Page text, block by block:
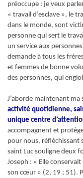
préoccupe : je veux
« travail d’esclave », le
dans le monde, sont
personne qui sert le
un service aux
demande à tous les
et femmes de bonne
des personnes, qui
J’aborde maintenant ma
activité quotidienne,
unique centre
accompagnent et
pour nous, réfléchissant
saint Luc souligne deux
Joseph : « Elle
son cœur » (2, 19 ; 51).